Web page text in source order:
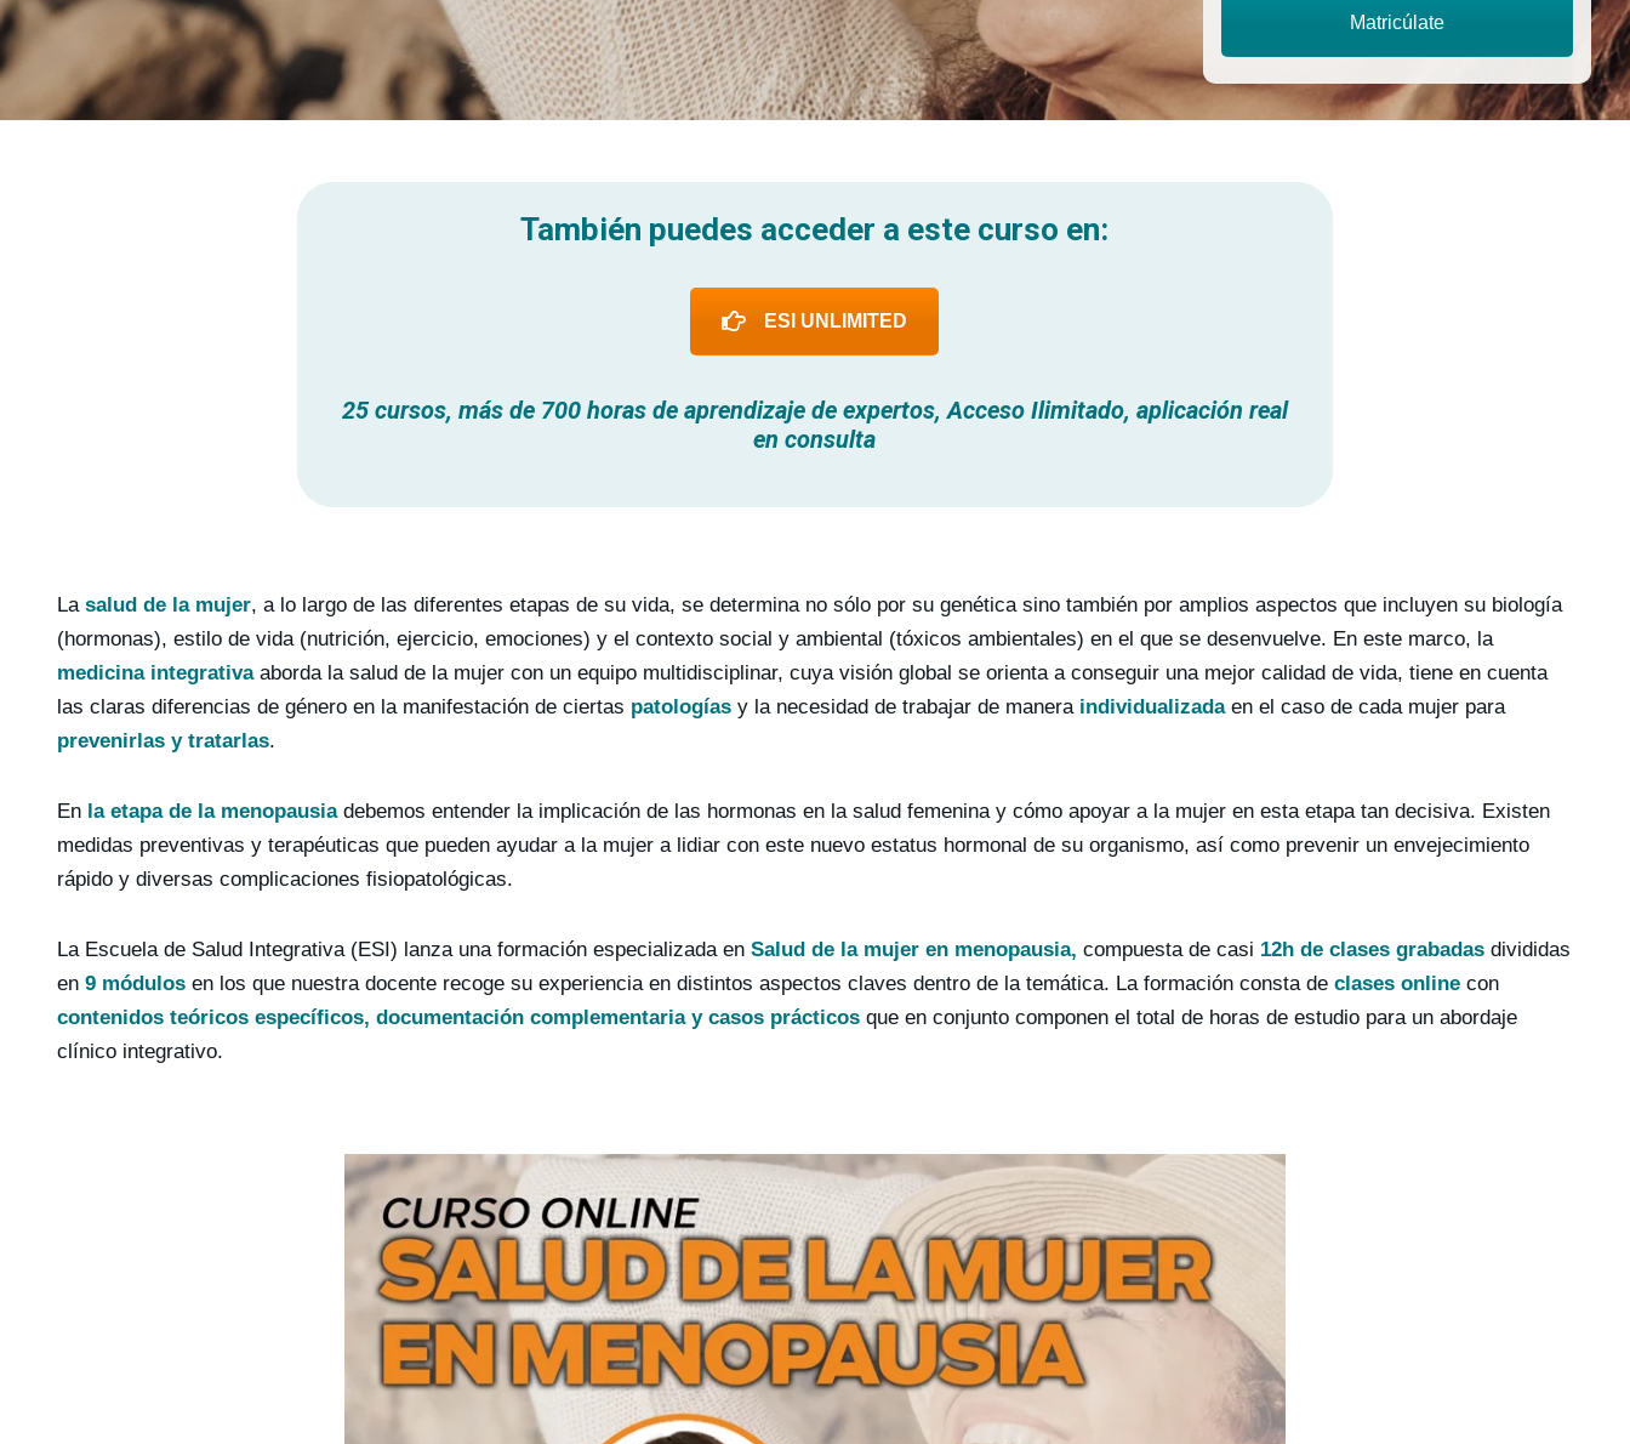
Matricúlate
También puedes acceder a este curso en:
ESI UNLIMITED
25 cursos, más de 700 horas de aprendizaje de expertos, Acceso Ilimitado, aplicación real
en consulta
La salud de la mujer, a lo largo de las diferentes etapas de su vida, se determina no sólo por su genética sino también por amplios aspectos que incluyen su biología
(hormonas), estilo de vida (nutrición, ejercicio, emociones) y el contexto social y ambiental (tóxicos ambientales) en el que se desenvuelve. En este marco, la
medicina integrativaaborda la salud de la mujer con un equipo multidisciplinar, cuya visión global se orienta a conseguir una mejor calidad de vida, tiene en cuenta
las claras diferencias de género en la manifestación de ciertas patologías y la necesidad de trabajar de manera individualizada en el caso de cada mujer para
prevenirlas y tratarlas.
En la etapa de la menopausiadebemos entender la implicación de las hormonas en la salud femenina y cómo apoyar a la mujer en esta etapa tan decisiva. Existen
medidas preventivas y terapéuticas que pueden ayudar a la mujer a lidiar con este nuevo estatus hormonal de su organismo, así como prevenir un envejecimiento
rápido y diversas complicaciones fisiopatológicas.
La Escuela de Salud Integrativa (ESI) lanza una formación especializada en Salud de la mujer en menopausia, compuesta de casi 12h de clases grabadas divididas
en 9 módulos en los que nuestra docente recoge su experiencia en distintos aspectos claves dentro de la temática. La formación consta de clases online con
contenidos teóricos específicos, documentación complementaria y casos prácticos que en conjunto componen el total de horas de estudio para un abordaje
clínico integrativo.